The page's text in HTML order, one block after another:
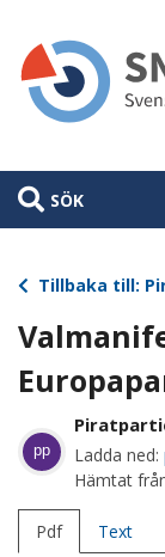
huvudinnehåll
SÖK
Tillbaka till:
pp Ladda ned:
Hämtat
Pdf Text